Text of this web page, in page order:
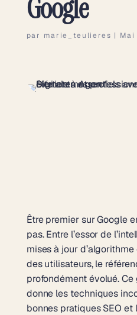
Google
par marie_teulieres | Mai
Être premier sur Google
pas. Entre l’essor de
mises à jour
des utilisateurs, le
profondément évolué.
donne les techniques
bonnes pratiques SEO